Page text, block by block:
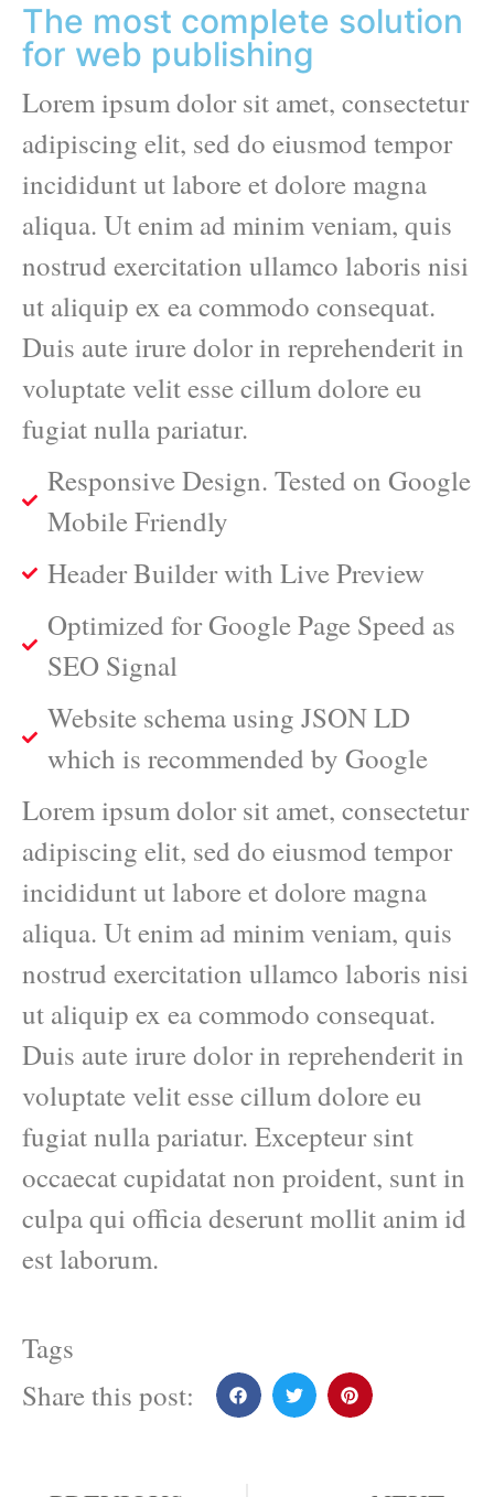
The most complete solution
for web publishing
Lorem ipsum dolor sit amet, consectetur
adipiscing elit, sed do eiusmod tempor
incididunt ut labore et dolore magna
aliqua. Ut enim ad minim veniam, quis
nostrud exercitation ullamco laboris nisi
ut aliquip ex ea commodo consequat.
Duis aute irure dolor in reprehenderit in
voluptate velit esse cillum dolore eu
fugiat nulla pariatur.
Responsive Design. Tested on Google
Mobile Friendly
Header Builder with Live Preview
Optimized for Google Page Speed as
SEO Signal
Website schema using JSON LD
which is recommended by Google
Lorem ipsum dolor sit amet, consectetur
adipiscing elit, sed do eiusmod tempor
incididunt ut labore et dolore magna
aliqua. Ut enim ad minim veniam, quis
nostrud exercitation ullamco laboris nisi
ut aliquip ex ea commodo consequat.
Duis aute irure dolor in reprehenderit in
voluptate velit esse cillum dolore eu
fugiat nulla pariatur. Excepteur sint
occaecat cupidatat non proident, sunt in
culpa qui officia deserunt mollit anim id
est laborum.
Tags
Share this post: